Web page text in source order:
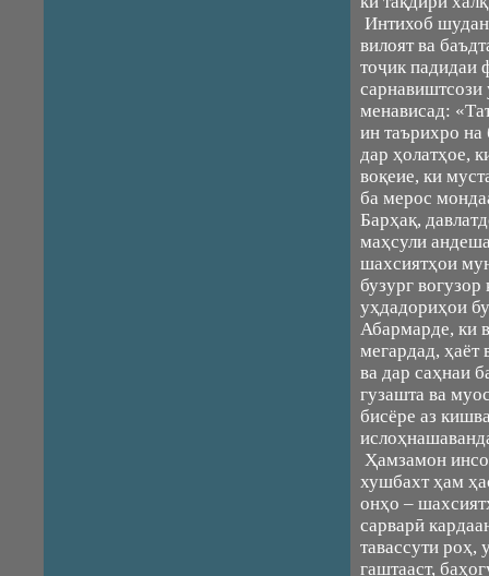
Интихоб
вилоят ва
тоҷик падидаи
менависад:
ин таърихро на
дар ҳолатҳое,
воқеие, ки
ба мерос
Барҳақ,
маҳсули
шахсиятҳои
бузург
уҳдадориҳои
Абармарде, ки
мегардад, ҳаёт
ва дар саҳнаи
гузашта ва
бисёре аз
Ҳамзамон
хушбахт ҳам
онҳо –
сарварӣ
тавассути роҳ,
гаштааст,